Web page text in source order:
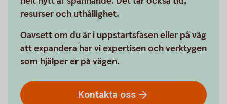
resurser och uthållighet.
Oavsett om du är i uppstartsfasen eller på väg
att expandera har vi expertisen och verktygen
som hjälper er på vägen.
Kontakta oss